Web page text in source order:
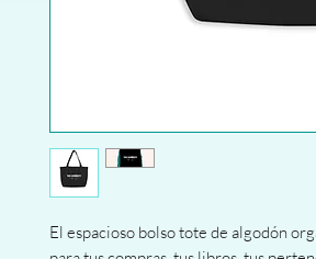
El espacioso bolso tote de algodón